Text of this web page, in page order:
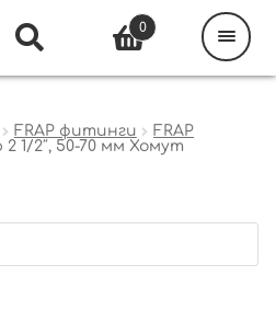
FRAP фитинги
FRAP
2 1/2″, 50-70 мм Хомут
0